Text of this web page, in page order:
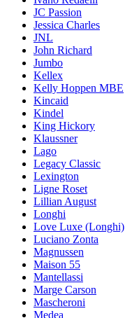
JC Passion
Jessica Charles
JNL
John Richard
Jumbo
Kellex
Kelly Hoppen MBE
Kincaid
Kindel
King Hickory
Klaussner
Lago
Legacy Classic
Lexington
Ligne Roset
Lillian August
Longhi
Love Luxe (Longhi)
Luciano Zonta
Magnussen
Maison 55
Mantellassi
Marge Carson
Mascheroni
Medea